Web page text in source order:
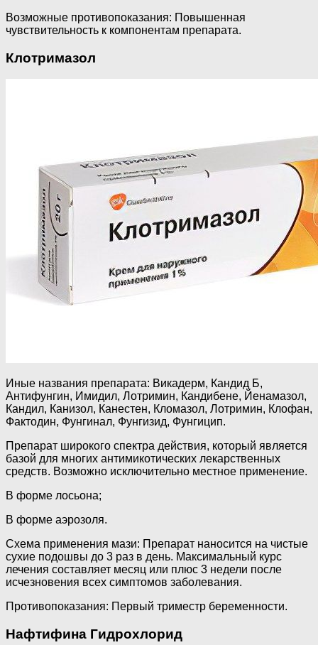
Возможные противопоказания: Повышенная
чувствительность к компонентам препарата.
Клотримазол
Иные названия препарата: Викадерм, Кандид Б,
Антифунгин, Имидил, Лотримин, Кандибене, Йенамазол,
Кандил, Канизол, Канестен, Кломазол, Лотримин, Клофан,
Фактодин, Фунгинал, Фунгизид, Фунгицип.
Препарат широкого спектра действия, который является
базой для многих антимикотических лекарственных
средств. Возможно исключительно местное применение.
В форме лосьона;
В форме аэрозоля.
Схема применения мази: Препарат наносится на чистые
сухие подошвы до 3 раз в день. Максимальный курс
лечения составляет месяц или плюс 3 недели после
исчезновения всех симптомов заболевания.
Противопоказания: Первый триместр беременности.
Нафтифина Гидрохлорид